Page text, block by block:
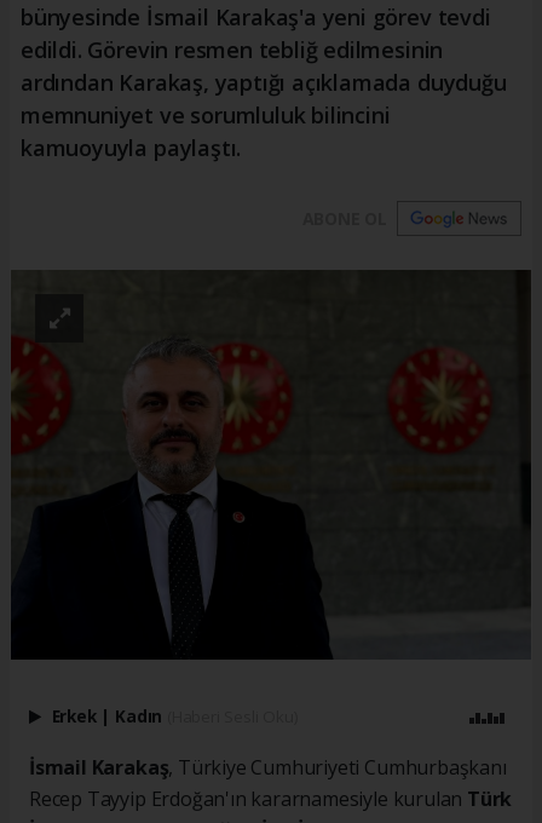
bünyesinde İsmail Karakaş'a yeni görev tevdi
edildi. Görevin resmen tebliğ edilmesinin
ardından Karakaş, yaptığı açıklamada duyduğu
memnuniyet ve sorumluluk bilincini
kamuoyuyla paylaştı.
Erkek | Kadın
İsmail Karakaş, Türkiye Cumhuriyeti Cumhurbaşkanı
Recep Tayyip Erdoğan'ın kararnamesiyle kurulan Türk